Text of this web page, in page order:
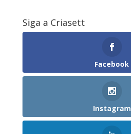
Siga a Criasett
Facebook
Instagram